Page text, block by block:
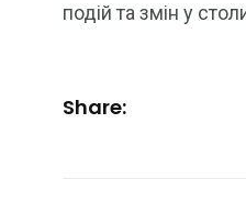
подій та змін у
Share: